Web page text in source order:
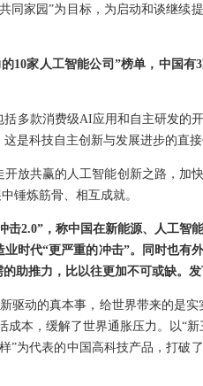
家园”为目标，为启动和谈继续
10家人工智能公司”榜单，中国
多款消费级AI应用和自主研发的
是科技自主创新与发展进步的直
放共赢的人工智能创新之路，加
锤炼筋骨、相互成就。
2.0”，称中国在新能源、人工智
时代“更严重的冲击”。同时也有
助推力，比以往更加不可或缺。
驱动的真本事，给世界带来的是
本，缓解了世界通胀压力。以“
为代表的中国高科技产品，打破